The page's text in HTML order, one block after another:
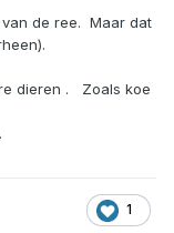
de ree. Maar dat
dieren . Zoals koe
1